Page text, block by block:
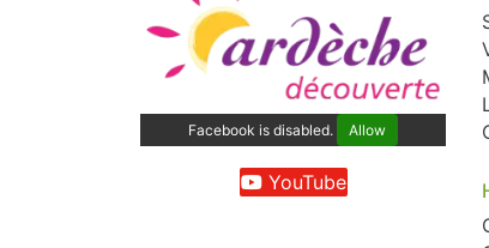
Facebook is disabled. Allow
YouTube